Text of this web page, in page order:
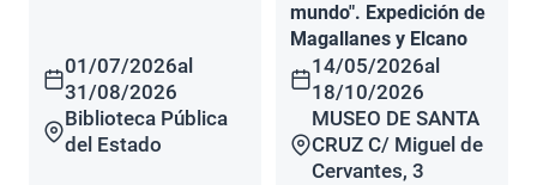
01/07/2026al
31/08/2026
Biblioteca Pública
del Estado
mundo". Expedición de
Magallanes y Elcano
14/05/2026al
18/10/2026
MUSEO DE SANTA
CRUZ C/ Miguel de
Cervantes, 3